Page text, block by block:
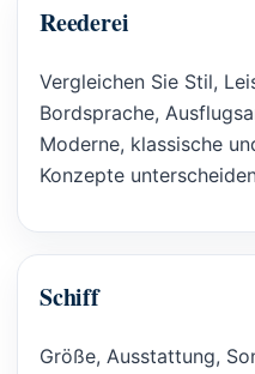
Reederei
Vergleichen Sie Stil,
Bordsprache,
Moderne, klassische
Konzepte
Schiff
Größe, Ausstattung,